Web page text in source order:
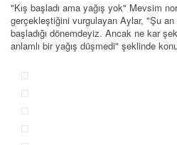
"Kış başladı ama yağış yok" Mevsim
gerçekleştiğini vurgulayan Aylar, "Şu an
başladığı dönemdeyiz. Ancak ne kar
anlamlı bir yağış düşmedi" şeklinde